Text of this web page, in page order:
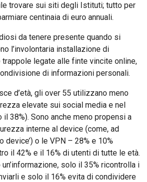
trovare sui siti degli Istituti; tutto per
centinaia di euro annuali.
da tenere presente quando si
l’involontaria installazione di
legate alle finte vincite online,
di informazioni personali.
d’età, gli over 55 utilizzano meno
elevate sui social media e nel
38%). Sono anche meno propensi a
interne al device (come, ad
device’) o le VPN – 28% e 10%
il 42% e il 16% di utenti di tutte le età.
solo il 35% ricontrolla i
e solo il 16% evita di condividere